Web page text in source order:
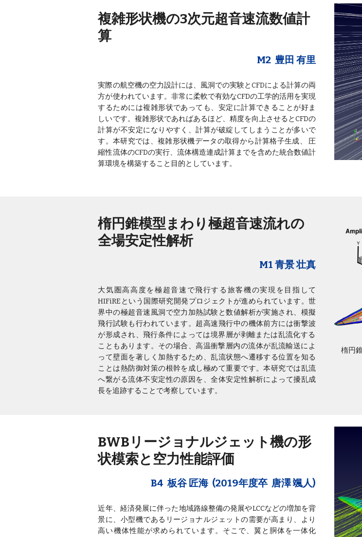
複雑形状機の3次元超音速流数値計
算
M2 豊田 有里
実際の航空機の空力設計には、風洞での実験とCFDによる計算の両
方が使われています。非常に柔軟で有効なCFDの工学的活用を実現
するためには複雑形状であっても、安定に計算できることが好ま
しいです。複雑形状であればあるほど、精度を向上させるとCFDの
計算が不安定になりやすく、計算が破綻してしまうことが多いで
す。本研究では、複雑形状機データの取得から計算格子生成、 圧
縮性流体のCFDの実行、流体構造連成計算までを含めた統合数値計
算環境を構築すること目的としています。
楕円錐模型まわり極超音速流れの
全場安定性解析
M1 青景 壮真
大気圏高高度を極超音速で飛行する旅客機の実現を目指して
HIFiREという国際研究開発プロジェクトが進められています。世
界中の極超音速風洞で空力加熱試験と数値解析が実施され、模擬
飛行試験も行われています。超高速飛行中の機体前方には衝撃波
が形成され、飛行条件によっては境界層が剥離または乱流化する
こともあります。その場合、高温衝撃層内の流体が乱流輸送によ
って壁面を著しく加熱するため、乱流状態へ遷移する位置を知る
ことは熱防御対策の根幹を成し極めて重要です。本研究では乱流
へ繋がる流体不安定性の原因を、全体安定性解析によって擾乱成
長を追跡することで考察しています。
楕円
BWBリージョナルジェット機の形
状模索と空力性能評価
B4 板谷 匠海 (2019年度卒 唐澤 颯人)
近年、経済発展に伴った地域路線整備の発展やLCCなどの増加を背
景に、小型機であるリージョナルジェットの需要が高まり、より
高い機体性能が求められています。そこで、翼と胴体を一体化